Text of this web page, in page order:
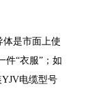
体是市面上使
件“衣服”；如
电缆型号